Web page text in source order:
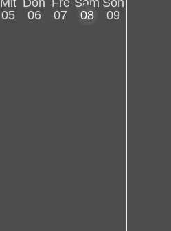
Mit
05
Don
06
Fre
07
Sam
08
Son
09